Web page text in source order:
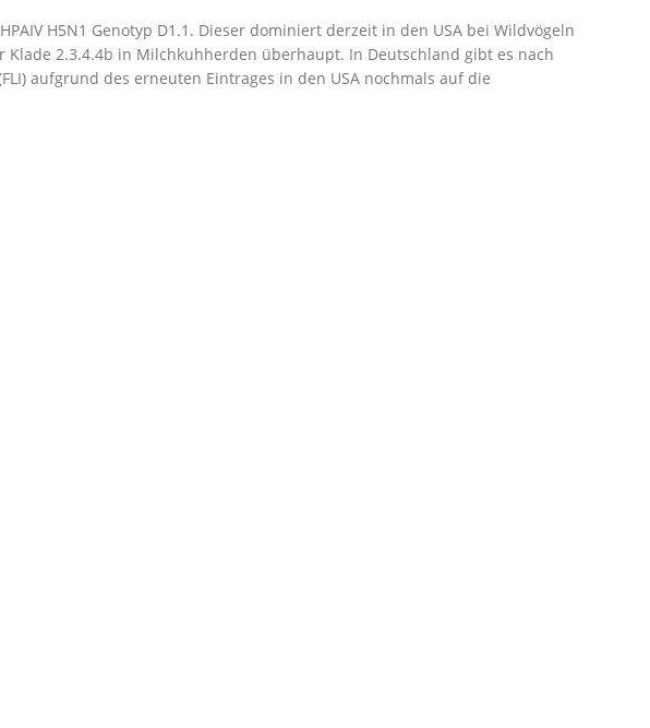
H5N1 Genotyp D1.1. Dieser dominiert derzeit in den USA bei Wildvögeln
2.3.4.4b in Milchkuhherden überhaupt. In Deutschland gibt es nach
aufgrund des erneuten Eintrages in den USA nochmals auf die